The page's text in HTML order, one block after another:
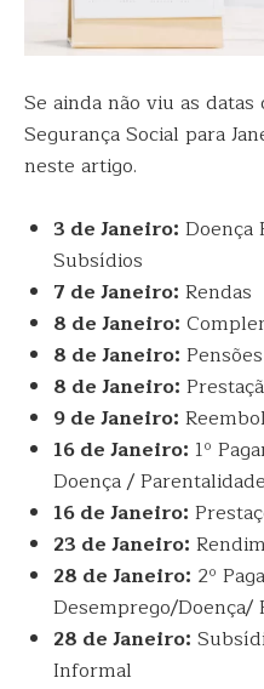
Se ainda não viu as
Segurança Social para
neste artigo.
3 de Janeiro: Doença
Subsídios
7 de Janeiro: Rendas
8 de Janeiro:
8 de Janeiro: Pensões
8 de Janeiro:
9 de Janeiro:
16 de Janeiro: 1º
Doença /
16 de Janeiro:
23 de Janeiro:
28 de Janeiro: 2º
Desemprego/Doença/
28 de Janeiro:
Informal